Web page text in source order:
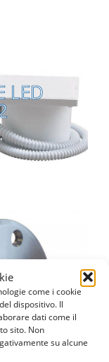
come i cookie
dispositivo. Il
dati come il
sito. Non
su alcune
LED
MAXI
MAXI